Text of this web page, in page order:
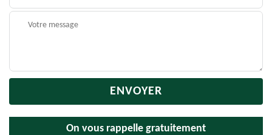
On vous rappelle gratuitement